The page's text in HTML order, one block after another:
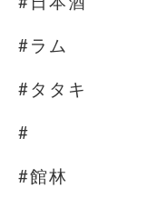
#ラム
#タタキ
#
#館林